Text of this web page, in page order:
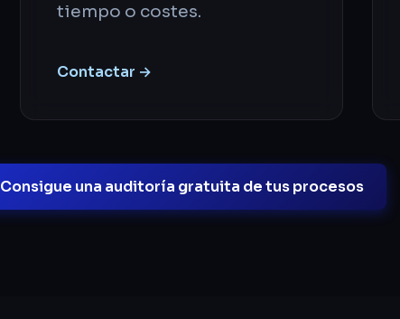
tiempo o costes.
Contactar →
Consigue una auditoría gratuita de tus procesos